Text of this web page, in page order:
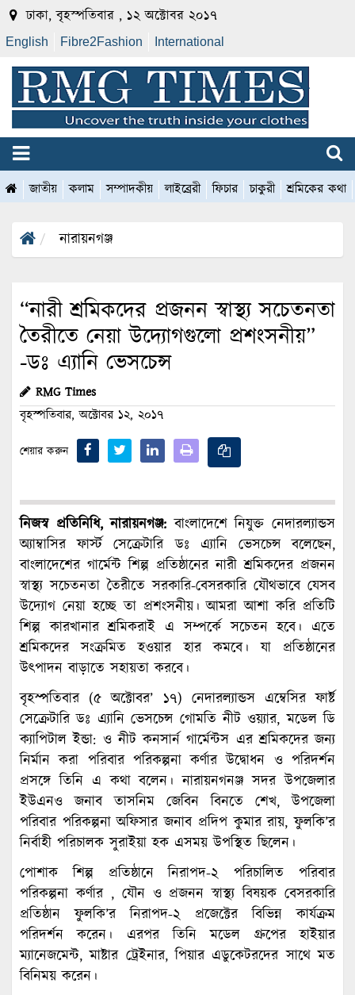
ঢাকা, বৃহস্পতিবার , ১২ অক্টোবর ২০১৭
English Fibre2Fashion International
জাতীয় কলাম সম্পাদকীয় লাইব্রেরী ফিচার চাকুরী শ্রমিকের কথা
নারায়নগঞ্জ
“নারী শ্রমিকদের প্রজনন স্বাস্থ্য সচেতনতা
তৈরীতে নেয়া উদ্যোগগুলো প্রশংসনীয়”
-ডঃ এ্যানি ভেসচেন্স
RMG Times
বৃহস্পতিবার, অক্টোবর ১২, ২০১৭
শেয়ার করুন
নিজস্ব প্রতিনিধি, নারায়নগঞ্জ: বাংলাদেশে নিযুক্ত নেদারল্যান্ডস
অ্যাম্বাসির ফার্স্ট সেক্রেটারি ডঃ এ্যানি ভেসচেন্স বলেছেন,
বাংলাদেশের গার্মেন্ট শিল্প প্রতিষ্ঠানের নারী শ্রমিকদের প্রজনন
স্বাস্থ্য সচেতনতা তৈরীতে সরকারি-বেসরকারি যৌথভাবে যেসব
উদ্যোগ নেয়া হচ্ছে তা প্রশংসনীয়। আমরা আশা করি প্রতিটি
শিল্প কারখানার শ্রমিকরাই এ সম্পর্কে সচেতন হবে। এতে
শ্রমিকদের সংক্রমিত হওয়ার হার কমবে। যা প্রতিষ্ঠানের
উৎপাদন বাড়াতে সহায়তা করবে।
বৃহস্পতিবার (৫ অক্টোবর’ ১৭) নেদারল্যান্ডস এম্বেসির ফার্ষ্ট
সেক্রেটারি ডঃ এ্যানি ভেসচেন্স গোমতি নীট ওয়্যার, মডেল ডি
ক্যাপিটাল ইন্ডা: ও নীট কনসার্ন গার্মেন্টস এর শ্রমিকদের জন্য
নির্মান করা পরিবার পরিকল্পনা কর্ণার উদ্বোধন ও পরিদর্শন
প্রসঙ্গে তিনি এ কথা বলেন। নারায়নগনঞ্জ সদর উপজেলার
ইউএনও জনাব তাসনিম জেবিন বিনতে শেখ, উপজেলা
পরিবার পরিকল্পনা অফিসার জনাব প্রদিপ কুমার রায়, ফুলকি’র
নির্বাহী পরিচালক সুরাইয়া হক এসময় উপস্থিত ছিলেন।
পোশাক শিল্প প্রতিষ্ঠানে নিরাপদ-২ পরিচালিত পরিবার
পরিকল্পনা কর্ণার , যৌন ও প্রজনন স্বাস্থ্য বিষয়ক বেসরকারি
প্রতিষ্ঠান ফুলকি’র নিরাপদ-২ প্রজেক্টের বিভিন্ন কার্যক্রম
পরিদর্শন করেন। এরপর তিনি মডেল গ্রুপের হাইয়ার
ম্যানেজমেন্ট, মাষ্টার ট্রেইনার, পিয়ার এডুকেটরদের সাথে মত
বিনিময় করেন।